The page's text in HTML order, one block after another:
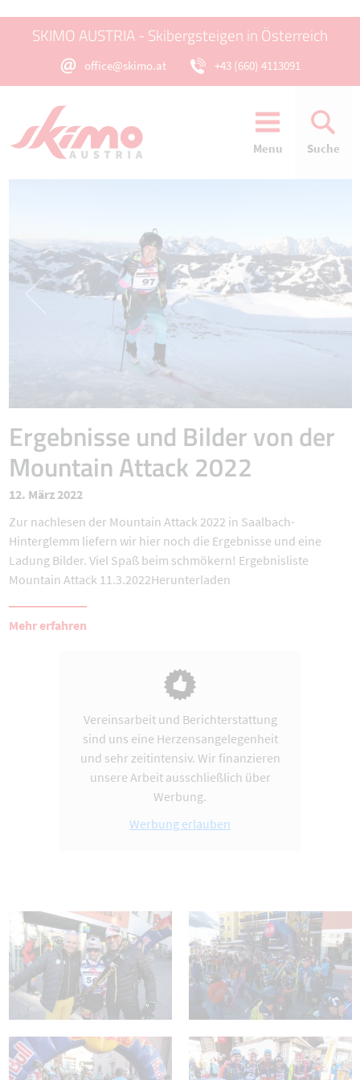
SKIMO AUSTRIA - Skibergsteigen in Österreich
office@skimo.at +43 (660) 4113091
Menu Suche
Ergebnisse und Bilder von der
Mountain Attack 2022
12. März 2022
Zur nachlesen der Mountain Attack 2022 in Saalbach-
Hinterglemm liefern wir hier noch die Ergebnisse und eine
Ladung Bilder. Viel Spaß beim schmökern! Ergebnisliste
Mountain Attack 11.3.2022Herunterladen
Mehr erfahren
Vereinsarbeit und Berichterstattung
sind uns eine Herzensangelegenheit
und sehr zeitintensiv. Wir finanzieren
unsere Arbeit ausschließlich über
Werbung.
Werbung erlauben